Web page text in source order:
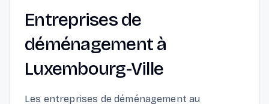
🇩🇪Deutsch
DE
🇱🇺Lëtzebuergesch
Entreprises de
déménagementà
Luxembourg-Ville
Les entreprises de déménagement au